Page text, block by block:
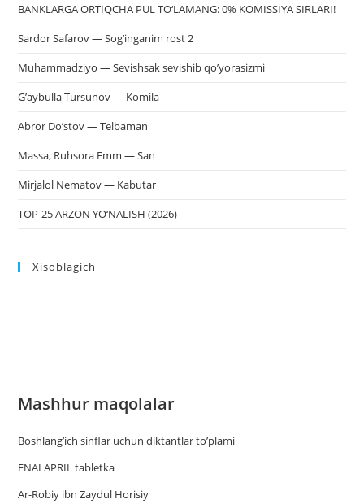
BANKLARGA ORTIQCHA PUL TO‘LAMANG: 0% KOMISSIYA SIRLARI!
Sardor Safarov — Sog’inganim rost 2
Muhammadziyo — Sevishsak sevishib qo’yorasizmi
G’aybulla Tursunov — Komila
Abror Do’stov — Telbaman
Massa, Ruhsora Emm — San
Mirjalol Nematov — Kabutar
TOP-25 ARZON YO‘NALISH (2026)
Xisoblagich
Mashhur maqolalar
Boshlang’ich sinflar uchun diktantlar to’plami
ENALAPRIL tabletka
Ar-Robiy ibn Zaydul Horisiy